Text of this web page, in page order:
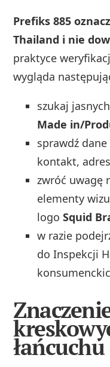
Prefiks 885
Thailand i nie
praktyce
wygląda
szukaj
Made in/
sprawdź
kontakt,
zwróć uwagę
elementy
logoSquid
w razie
do Inspekcji